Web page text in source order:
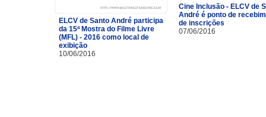
ELCV de Santo André participa
da 15ª Mostra do Filme Livre
(MFL) - 2016 como local de
exibição
10/06/2016
Cine Inclusão - ELCV de
André é ponto de
de inscrições
07/06/2016